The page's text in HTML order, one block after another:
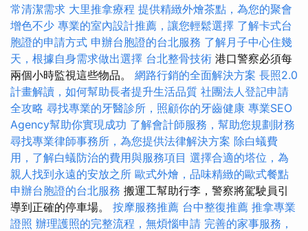
常清潔需求 大里推拿療程 提供精緻外燴茶點，為您的聚會
增色不少 專業的室內設計推薦，讓您輕鬆選擇 了解卡式台
胞證的申請方式 申辦台胞證的台北服務 了解月子中心住幾
天，根據自身需求做出選擇 台北整骨技術 港口警察必須每
兩個小時監視這些物品。 網路行銷的全面解決方案 長照2.0
計畫解讀，如何幫助長者提升生活品質 社團法人登記申請
全攻略 尋找專業的牙醫診所，照顧你的牙齒健康 專業SEO
Agency幫助你實現成功 了解會計師服務，幫助您規劃財務
尋找專業律師事務所，為您提供法律解決方案 除白蟻費
用，了解白蟻防治的費用與服務項目 選擇合適的塔位，為
親人找到永遠的安放之所 歐式外燴，品味精緻的歐式餐點
申辦台胞證的台北服務 搬運工幫助行李，警察將駕駛員引
導到正確的停車場。 按摩服務推薦 台中整復推薦 推拿專業
證照 辦理護照的完整流程，無煩惱申請 完善的家事服務，